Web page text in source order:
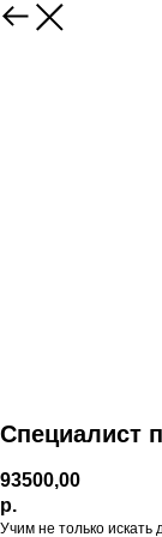
Специалист
93500,00
р.
Учим не только искать